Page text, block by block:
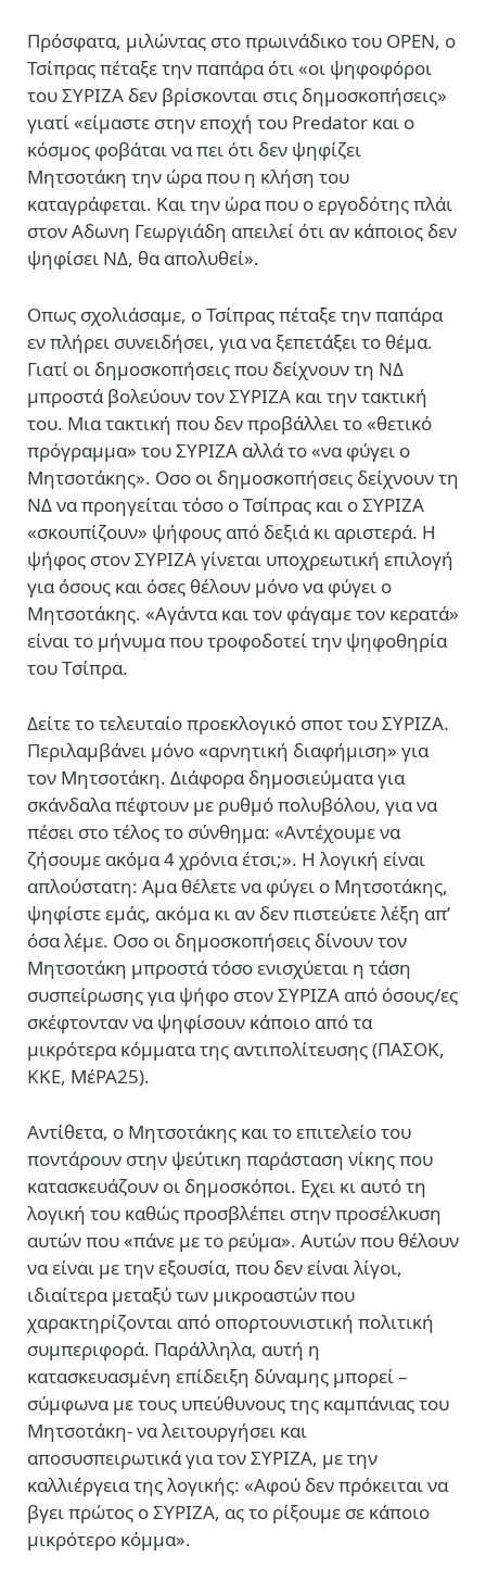
Πρόσφατα, μιλώντας στο πρωινάδικο του ΟΡΕΝ, ο
Τσίπρας πέταξε την παπάρα ότι «οι ψηφοφόροι
του ΣΥΡΙΖΑ δεν βρίσκονται στις δημοσκοπήσεις»
γιατί «είμαστε στην εποχή του Predator και ο
κόσμος φοβάται να πει ότι δεν ψηφίζει
Μητσοτάκη την ώρα που η κλήση του
καταγράφεται. Και την ώρα που ο εργοδότης πλάι
στον Αδωνη Γεωργιάδη απειλεί ότι αν κάποιος δεν
ψηφίσει ΝΔ, θα απολυθεί».
Οπως σχολιάσαμε, ο Τσίπρας πέταξε την παπάρα
εν πλήρει συνειδήσει, για να ξεπετάξει το θέμα.
Γιατί οι δημοσκοπήσεις που δείχνουν τη ΝΔ
μπροστά βολεύουν τον ΣΥΡΙΖΑ και την τακτική
του. Μια τακτική που δεν προβάλλει το «θετικό
πρόγραμμα» του ΣΥΡΙΖΑ αλλά το «να φύγει ο
Μητσοτάκης». Οσο οι δημοσκοπήσεις δείχνουν τη
ΝΔ να προηγείται τόσο ο Τσίπρας και ο ΣΥΡΙΖΑ
«σκουπίζουν» ψήφους από δεξιά κι αριστερά. Η
ψήφος στον ΣΥΡΙΖΑ γίνεται υποχρεωτική επιλογή
για όσους και όσες θέλουν μόνο να φύγει ο
Μητσοτάκης. «Αγάντα και τον φάγαμε τον κερατά»
είναι το μήνυμα που τροφοδοτεί την ψηφοθηρία
του Tσίπρα.
Δείτε το τελευταίο προεκλογικό σποτ του ΣΥΡΙΖΑ.
Περιλαμβάνει μόνο «αρνητική διαφήμιση» για
τον Μητσοτάκη. Διάφορα δημοσιεύματα για
σκάνδαλα πέφτουν με ρυθμό πολυβόλου, για να
πέσει στο τέλος το σύνθημα: «Αντέχουμε να
ζήσουμε ακόμα 4 χρόνια έτσι;». Η λογική είναι
απλούστατη: Αμα θέλετε να φύγει ο Μητσοτάκης,
ψηφίστε εμάς, ακόμα κι αν δεν πιστεύετε λέξη απ’
όσα λέμε. Οσο οι δημοσκοπήσεις δίνουν τον
Μητσοτάκη μπροστά τόσο ενισχύεται η τάση
συσπείρωσης για ψήφο στον ΣΥΡΙΖΑ από όσους/ες
σκέφτονταν να ψηφίσουν κάποιο από τα
μικρότερα κόμματα της αντιπολίτευσης (ΠΑΣΟΚ,
ΚΚΕ, ΜέΡΑ25).
Αντίθετα, ο Μητσοτάκης και το επιτελείο του
ποντάρουν στην ψεύτικη παράσταση νίκης που
κατασκευάζουν οι δημοσκόποι. Εχει κι αυτό τη
λογική του καθώς προσβλέπει στην προσέλκυση
αυτών που «πάνε με το ρεύμα». Αυτών που θέλουν
να είναι με την εξουσία, που δεν είναι λίγοι,
ιδιαίτερα μεταξύ των μικροαστών που
χαρακτηρίζονται από οπορτουνιστική πολιτική
συμπεριφορά. Παράλληλα, αυτή η
κατασκευασμένη επίδειξη δύναμης μπορεί –
σύμφωνα με τους υπεύθυνους της καμπάνιας του
Μητσοτάκη- να λειτουργήσει και
αποσυσπειρωτικά για τον ΣΥΡΙΖΑ, με την
καλλιέργεια της λογικής: «Αφού δεν πρόκειται να
βγει πρώτος ο ΣΥΡΙΖΑ, ας το ρίξουμε σε κάποιο
μικρότερο κόμμα».